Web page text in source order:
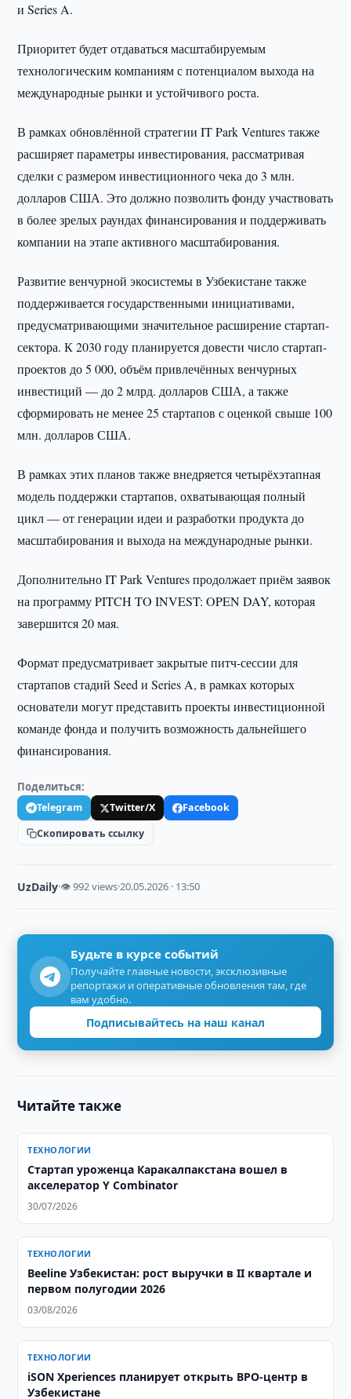
и Series A.
Приоритет будет отдаваться масштабируемым
технологическим компаниям с потенциалом выхода на
международные рынки и устойчивого роста.
В рамках обновлённой стратегии IT Park Ventures также
расширяет параметры инвестирования, рассматривая
сделки с размером инвестиционного чека до 3 млн.
долларов США. Это должно позволить фонду участвовать
в более зрелых раундах финансирования и поддерживать
компании на этапе активного масштабирования.
Развитие венчурной экосистемы в Узбекистане также
поддерживается государственными инициативами,
предусматривающими значительное расширение стартап-
сектора. К 2030 году планируется довести число стартап-
проектов до 5 000, объём привлечённых венчурных
инвестиций — до 2 млрд. долларов США, а также
сформировать не менее 25 стартапов с оценкой свыше 100
млн. долларов США.
В рамках этих планов также внедряется четырёхэтапная
модель поддержки стартапов, охватывающая полный
цикл — от генерации идеи и разработки продукта до
масштабирования и выхода на международные рынки.
Дополнительно IT Park Ventures продолжает приём заявок
на программу PITCH TO INVEST: OPEN DAY, которая
завершится 20 мая.
Формат предусматривает закрытые питч-сессии для
стартапов стадий Seed и Series A, в рамках которых
основатели могут представить проекты инвестиционной
команде фонда и получить возможность дальнейшего
финансирования.
Поделиться:
Telegram Twitter/X
Facebook
Скопировать ссылку
UzDaily·👁 992 views·20.05.2026 · 13:50
Будьте в курсе событий
Получайте главные новости, эксклюзивные
репортажи и оперативные обновления там, где
вам удобно.
Подписывайтесь на наш канал
Читайте также
ТЕХНОЛОГИИ
Стартап уроженца Каракалпакстана вошел в
акселератор Y Combinator
30/07/2026
ТЕХНОЛОГИИ
Beeline Узбекистан: рост выручки в II квартале и
первом полугодии 2026
03/08/2026
ТЕХНОЛОГИИ
iSON Xperiences планирует открыть BPO-центр в
Узбекистане